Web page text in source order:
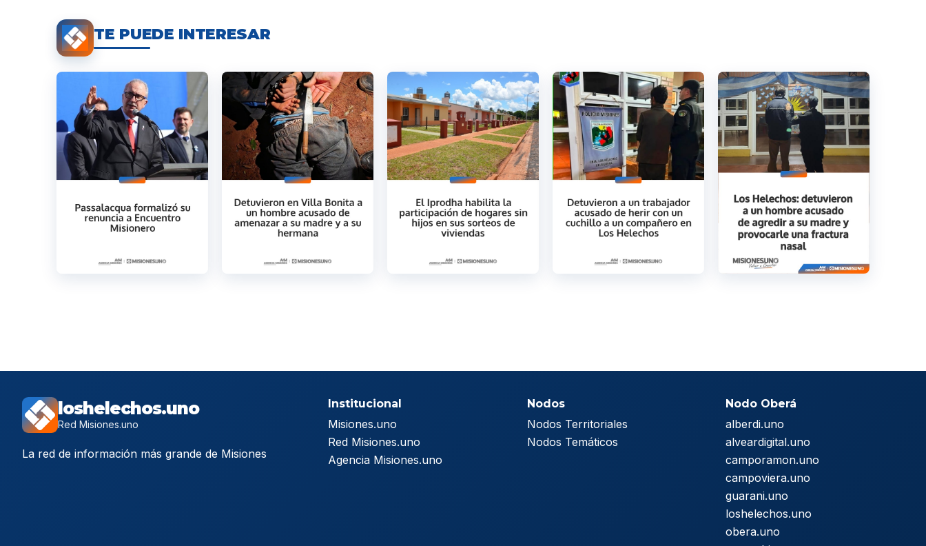
TE PUEDE INTERESAR
loshelechos.uno
Red Misiones.uno
La red de información más grande de Misiones
Institucional
Misiones.uno
Red Misiones.uno
Agencia Misiones.uno
Nodos
Nodos Territoriales
Nodos Temáticos
Nodo Oberá
alberdi.uno
alveardigital.uno
camporamon.uno
campoviera.uno
guarani.uno
loshelechos.uno
obera.uno